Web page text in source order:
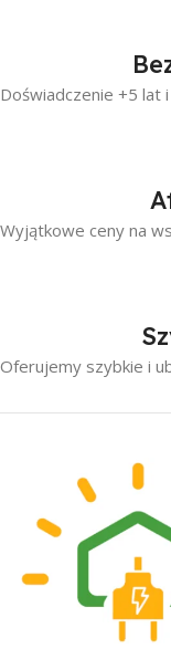
Doświadczenie +5 lat
Wyjątkowe ceny na
Oferujemy szybkie i